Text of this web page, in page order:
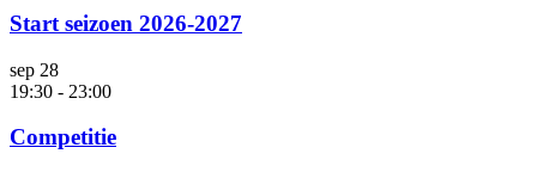
Start seizoen 2026-2027
sep 28
19:30 - 23:00
Competitie